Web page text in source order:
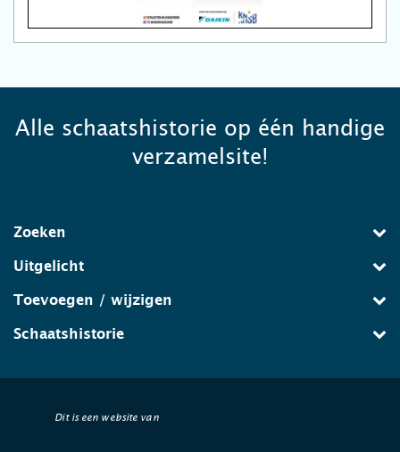
Alle schaatshistorie op één handige
verzamelsite!
Zoeken
Uitgelicht
Toevoegen / wijzigen
Schaatshistorie
Dit is een website van